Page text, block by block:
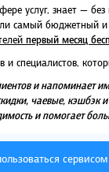
услуг, знает —
самый бюджетный
первый месяц
и специалистов,
и напоминает
чаевые, кэшбэк
и помогает
сервисом